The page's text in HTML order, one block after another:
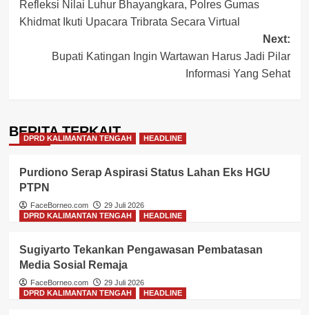
navigation
Refleksi Nilai Luhur Bhayangkara, Polres Gumas
Khidmat Ikuti Upacara Tribrata Secara Virtual
Next:
Bupati Katingan Ingin Wartawan Harus Jadi Pilar
Informasi Yang Sehat
BERITA TERKAIT
DPRD KALIMANTAN TENGAH HEADLINE
Purdiono Serap Aspirasi Status Lahan Eks HGU
PTPN
FaceBorneo.com
29 Juli 2026
DPRD KALIMANTAN TENGAH
HEADLINE
Sugiyarto Tekankan Pengawasan Pembatasan
Media Sosial Remaja
FaceBorneo.com
29 Juli 2026
DPRD KALIMANTAN TENGAH
HEADLINE